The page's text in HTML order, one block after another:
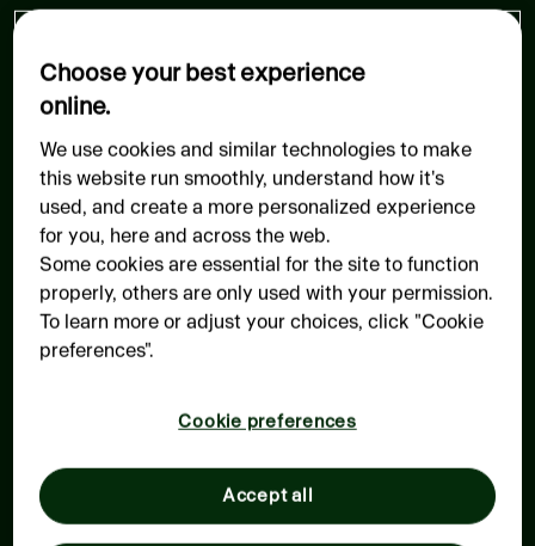
Choose your best experience
online.
We use cookies and similar technologies to make
this website run smoothly, understand how it's
used, and create a more personalized experience
for you, here and across the web.
Some cookies are essential for the site to function
properly, others are only used with your permission.
To learn more or adjust your choices, click "Cookie
preferences".
Cookie preferences
Accept all